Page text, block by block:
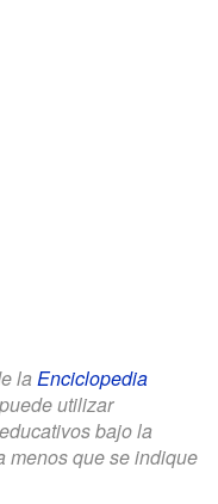
la Enciclopedia
utilizar
bajo la
menos que se indique